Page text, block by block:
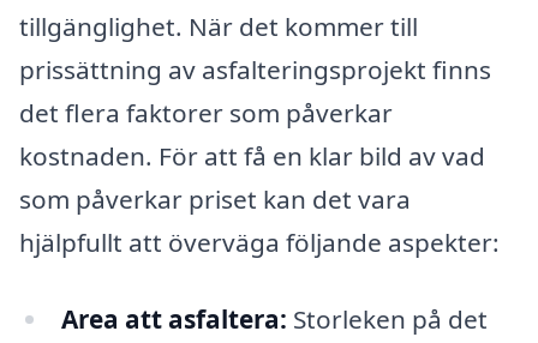
tillgänglighet. När det kommer till
prissättning av asfalteringsprojekt finns
det flera faktorer som påverkar
kostnaden. För att få en klar bild av vad
som påverkar priset kan det vara
hjälpfullt att överväga följande aspekter:
Area att asfaltera: Storleken på det